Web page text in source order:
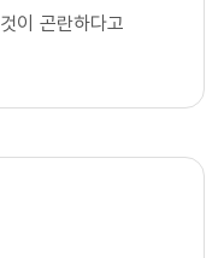
이 곤란하다고